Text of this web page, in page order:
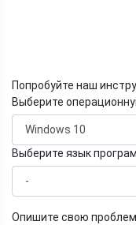
Попробуйте наш
Выберите
Выберите язык
Опишите свою